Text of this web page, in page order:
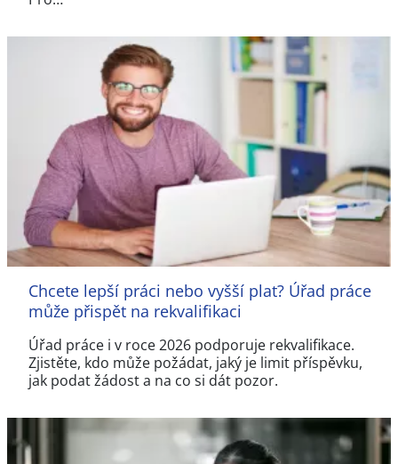
Chcete lepší práci nebo vyšší plat? Úřad práce
může přispět na rekvalifikaci
Úřad práce i v roce 2026 podporuje rekvalifikace.
Zjistěte, kdo může požádat, jaký je limit příspěvku,
jak podat žádost a na co si dát pozor.